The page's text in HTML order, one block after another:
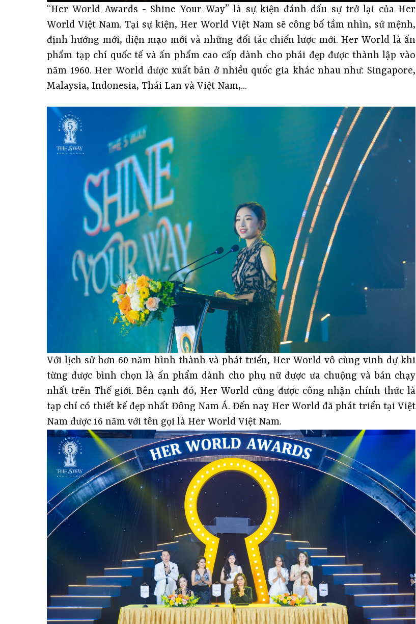
“Her World Awards - Shine Your Way” là sự kiện đánh dấu sự trở lại của Her
World Việt Nam. Tại sự kiện, Her World Việt Nam sẽ công bố tầm nhìn, sứ mệnh,
định hướng mới, diện mạo mới và những đối tác chiến lược mới. Her World là ấn
phẩm tạp chí quốc tế và ấn phẩm cao cấp dành cho phái đẹp được thành lập vào
năm 1960. Her World được xuất bản ở nhiều quốc gia khác nhau như: Singapore,
Malaysia, Indonesia, Thái Lan và Việt Nam,...
Với lịch sử hơn 60 năm hình thành và phát triển, Her World vô cùng vinh dự khi
từng được bình chọn là ấn phẩm dành cho phụ nữ được ưa chuộng và bán chạy
nhất trên Thế giới. Bên cạnh đó, Her World cũng được công nhận chính thức là
tạp chí có thiết kế đẹp nhất Đông Nam Á. Đến nay Her World đã phát triển tại Việt
Nam được 16 năm với tên gọi là Her World Việt Nam.